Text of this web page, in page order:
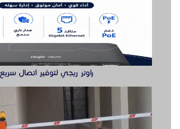
راوتر ريجي لتوفير اتصال سريع